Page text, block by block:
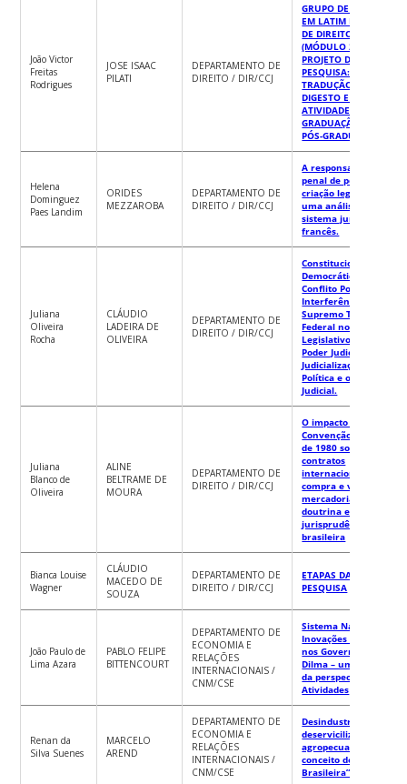
João Victor
Freitas
Rodrigues
JOSE ISAAC
PILATI
DEPARTAMENTO DE
DIREITO / DIR/CCJ
GRUPO DE ESTUDOS
EM LATIM E FONTES
DE DIREITO ROMANO
(MÓDULO 2018-2020)
PROJETO DE
PESQUISA:
TRADUÇÃO DO
DIGESTO E OUTRAS
ATIVIDADES NA
GRADUAÇÃO E NA
PÓS-GRADUAÇÃO
Helena
Dominguez
Paes Landim
ORIDES
MEZZAROBA
DEPARTAMENTO DE
DIREITO / DIR/CCJ
A responsabilidade
penal de políticos e a
criação legislativa:
uma análise do
sistema jurídico
francês.
Juliana
Oliveira
Rocha
CLÁUDIO
LADEIRA DE
OLIVEIRA
DEPARTAMENTO DE
DIREITO / DIR/CCJ
Constitucionalismo
Democrático e
Conflito Político – A
Interferência Do
Supremo Tribunal
Federal no Poder
Legislativo e no
Poder Judiciário: A
Judicialização Da
Política e o Ativismo
Judicial.
Juliana
Blanco de
Oliveira
ALINE
BELTRAME DE
MOURA
DEPARTAMENTO DE
DIREITO / DIR/CCJ
O impacto da
Convenção de Viena
de 1980 sobre os
contratos
internacionais de
compra e venda de
mercadorias na
doutrina e na
jurisprudência
brasileira
Bianca Louise
Wagner
CLÁUDIO
MACEDO DE
SOUZA
DEPARTAMENTO DE
DIREITO / DIR/CCJ
ETAPAS DA
PESQUISA
João Paulo de
Lima Azara
PABLO FELIPE
BITTENCOURT
DEPARTAMENTO DE
ECONOMIA E
RELAÇÕES
INTERNACIONAIS /
CNM/CSE
Sistema Nacional de
Inovações Brasileiro
nos Governos Lula e
Dilma – uma análise
da perspectiva das
Atividades
Renan da
Silva Suenes
MARCELO
AREND
DEPARTAMENTO DE
ECONOMIA E
RELAÇÕES
INTERNACIONAIS /
CNM/CSE
Desindustrialização,
deservicilização e
agropecuarização: o
conceito de “Doença
Brasileira”